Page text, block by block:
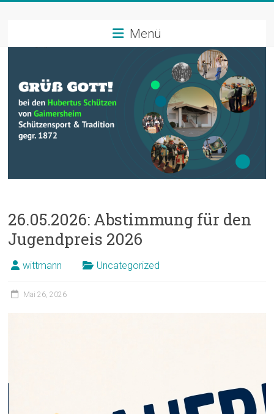
Schützenverein
Hubertus
Schützensport
und
Tradition
Menü
26.05.2026: Abstimmung für den
Jugendpreis 2026
wittmann Uncategorized
Mai 26, 2026